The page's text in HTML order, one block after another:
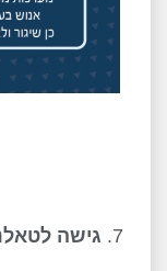
גישה